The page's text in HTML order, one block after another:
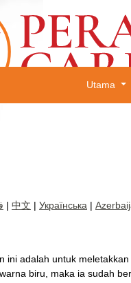
Utama
| 中文 | Українська |
ini adalah untuk
biru, maka ia sudah